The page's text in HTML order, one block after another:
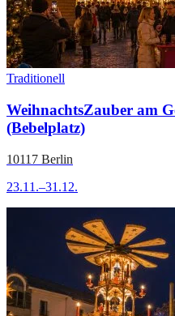
Traditionell
WeihnachtsZauber am
(Bebelplatz)
10117 Berlin
23.11.–31.12.